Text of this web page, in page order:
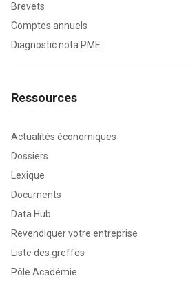
Brevets
Comptes annuels
Diagnostic nota PME
Ressources
Actualités économiques
Dossiers
Lexique
Documents
Data Hub
Revendiquer votre entreprise
Liste des greffes
Pôle Académie